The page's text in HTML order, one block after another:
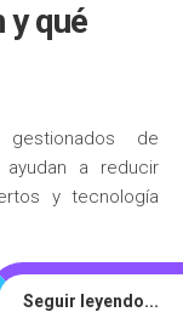
y qué
de
a reducir
y tecnología
Seguir leyendo...